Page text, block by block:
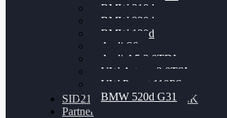
BMW 318d
BMW 320d
BMW 120d
Audi S6
Audi A5 3.0TDI
VW Arteon 2.0TSI
VW Passat 110PS
BMW 520d G31
SID212 / 212EVO UNLOCK
Partner